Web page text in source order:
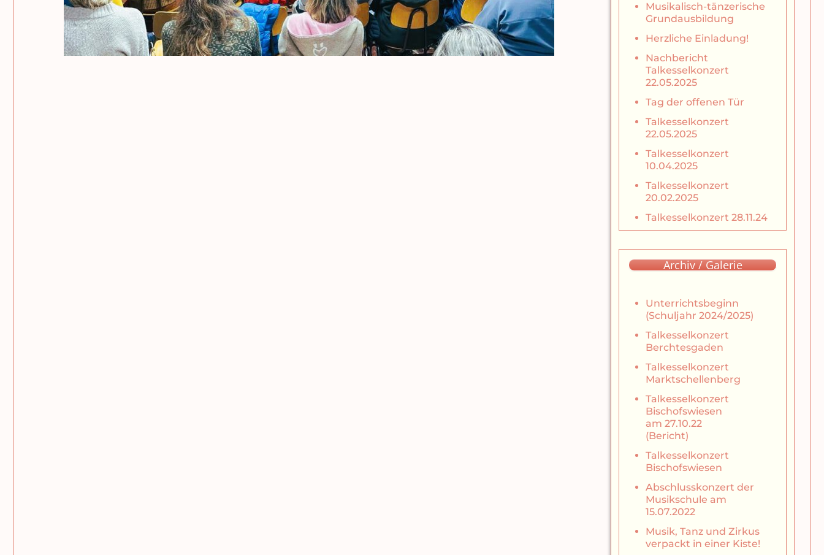
Musikalisch-tänzerische
Grundausbildung
Herzliche Einladung!
Nachbericht
Talkesselkonzert
22.05.2025
Tag der offenen Tür
Talkesselkonzert
22.05.2025
Talkesselkonzert
10.04.2025
Talkesselkonzert
20.02.2025
Talkesselkonzert 28.11.24
Archiv / Galerie
Unterrichtsbeginn
(Schuljahr 2024/2025)
Talkesselkonzert
Berchtesgaden
Talkesselkonzert
Marktschellenberg
Talkesselkonzert
Bischofswiesen
am 27.10.22
(Bericht)
Talkesselkonzert
Bischofswiesen
Abschlusskonzert der
Musikschule am
15.07.2022
Musik, Tanz und Zirkus
verpackt in einer Kiste!